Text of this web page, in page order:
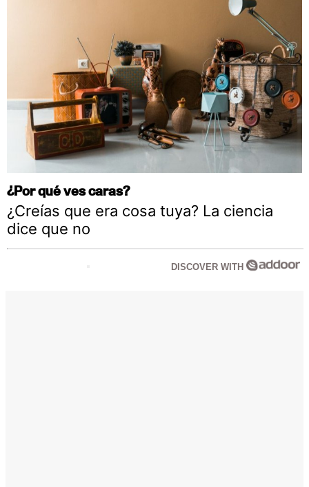
¿Por qué ves caras?
¿Creías que era cosa tuya? La ciencia
dice que no
DISCOVER WITH